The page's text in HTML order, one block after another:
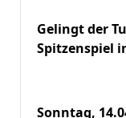
Gelingt der
Spitzenspiel
Sonntag,